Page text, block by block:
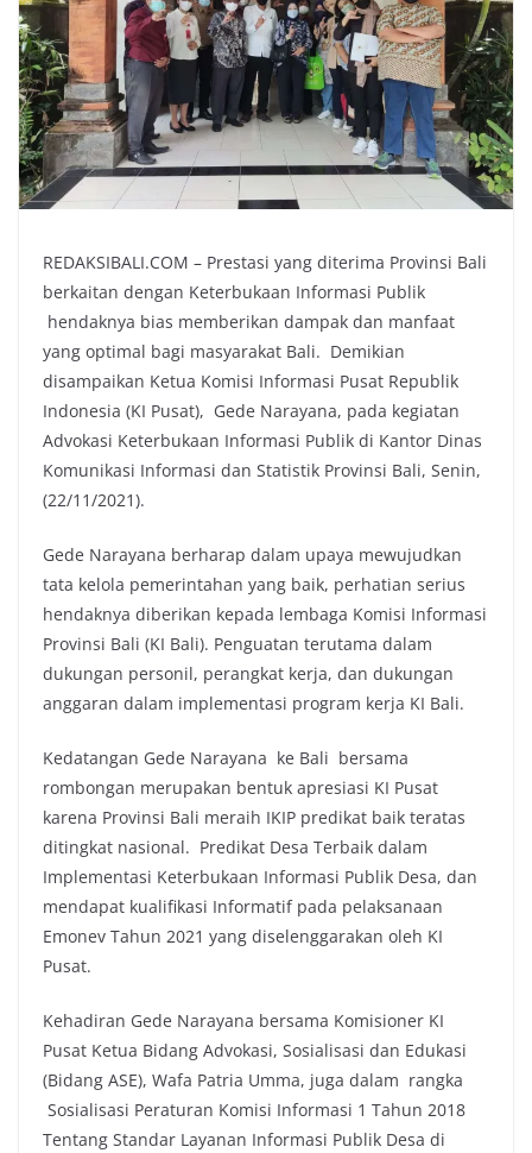
REDAKSIBALI.COM – Prestasi yang diterima Provinsi Bali
berkaitan dengan Keterbukaan Informasi Publik
hendaknya bias memberikan dampak dan manfaat
yang optimal bagi masyarakat Bali. Demikian
disampaikan Ketua Komisi Informasi Pusat Republik
Indonesia (KI Pusat), Gede Narayana, pada kegiatan
Advokasi Keterbukaan Informasi Publik di Kantor Dinas
Komunikasi Informasi dan Statistik Provinsi Bali, Senin,
(22/11/2021).
Gede Narayana berharap dalam upaya mewujudkan
tata kelola pemerintahan yang baik, perhatian serius
hendaknya diberikan kepada lembaga Komisi Informasi
Provinsi Bali (KI Bali). Penguatan terutama dalam
dukungan personil, perangkat kerja, dan dukungan
anggaran dalam implementasi program kerja KI Bali.
Kedatangan Gede Narayana ke Bali bersama
rombongan merupakan bentuk apresiasi KI Pusat
karena Provinsi Bali meraih IKIP predikat baik teratas
ditingkat nasional. Predikat Desa Terbaik dalam
Implementasi Keterbukaan Informasi Publik Desa, dan
mendapat kualifikasi Informatif pada pelaksanaan
Emonev Tahun 2021 yang diselenggarakan oleh KI
Pusat.
Kehadiran Gede Narayana bersama Komisioner KI
Pusat Ketua Bidang Advokasi, Sosialisasi dan Edukasi
(Bidang ASE), Wafa Patria Umma, juga dalam rangka
Sosialisasi Peraturan Komisi Informasi 1 Tahun 2018
Tentang Standar Layanan Informasi Publik Desa di